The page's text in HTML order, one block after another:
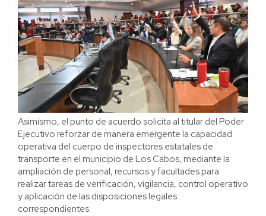
Asimismo, el punto de acuerdo solicita al titular del Poder
Ejecutivo reforzar de manera emergente la capacidad
operativa del cuerpo de inspectores estatales de
transporte en el municipio de Los Cabos, mediante la
ampliación de personal, recursos y facultades para
realizar tareas de verificación, vigilancia, control operativo
y aplicación de las disposiciones legales
correspondientes.